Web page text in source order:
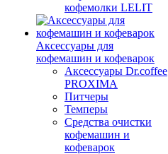
кофемолки LELIT
Аксессуары для
кофемашин и кофеварок
Аксессуары Dr.coffee
PROXIMA
Питчеры
Темперы
Средства очистки
кофемашин и
кофеварок